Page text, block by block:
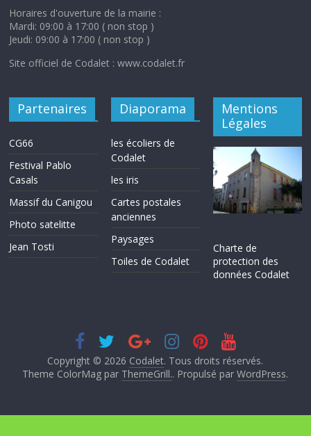
Horaires d'ouverture de la mairie :
Mardi: 09:00 à 17:00 ( non stop )
Jeudi: 09:00 à 17:00 ( non stop )
Site officiel de Codalet : www.codalet.fr
Partenaires
CG66
Festival Pablo
Casals
Massif du Canigou
Photo satelitte
Jean Tosti
Diaporama
les écoliers de
Codalet
les iris
Cartes postales
anciennes
Paysages
Toiles de Codalet
Mentions
Légales
Charte de
protection des
données Codalet
Copyright © 2026 Codalet. Tous droits réservés.
Theme ColorMag par ThemeGrill.. Propulsé parWordPress.